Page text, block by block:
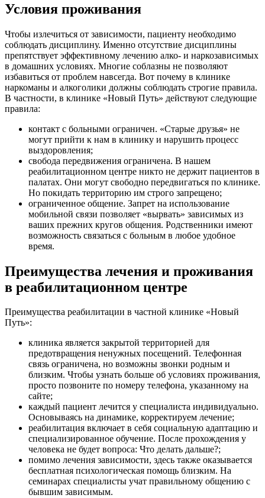
Условия проживания
Чтобы излечиться от зависимости, пациенту необходимо
соблюдать дисциплину. Именно отсутствие дисциплины
препятствует эффективному лечению алко- и наркозависимых
в домашних условиях. Многие соблазны не позволяют
избавиться от проблем навсегда. Вот почему в клинике
наркоманы и алкоголики должны соблюдать строгие правила.
В частности, в клинике «Новый Путь» действуют следующие
правила:
контакт с больными ограничен. «Старые друзья» не
могут прийти к нам в клинику и нарушить процесс
выздоровления;
свобода передвижения ограничена. В нашем
реабилитационном центре никто не держит пациентов в
палатах. Они могут свободно передвигаться по клинике.
Но покидать территорию им строго запрещено;
ограниченное общение. Запрет на использование
мобильной связи позволяет «вырвать» зависимых из
ваших прежних кругов общения. Родственники имеют
возможность связаться с больным в любое удобное
время.
Преимущества лечения и проживания
в реабилитационном центре
Преимущества реабилитации в частной клинике «Новый
Путь»:
клиника является закрытой территорией для
предотвращения ненужных посещений. Телефонная
связь ограничена, но возможны звонки родным и
близким. Чтобы узнать больше об условиях проживания,
просто позвоните по номеру телефона, указанному на
сайте;
каждый пациент лечится у специалиста индивидуально.
Основываясь на динамике, корректируем лечение;
реабилитация включает в себя социальную адаптацию и
специализированное обучение. После прохождения у
человека не будет вопроса: Что делать дальше?;
помимо лечения зависимости, здесь также оказывается
бесплатная психологическая помощь близким. На
семинарах специалисты учат правильному общению с
бывшим зависимым.